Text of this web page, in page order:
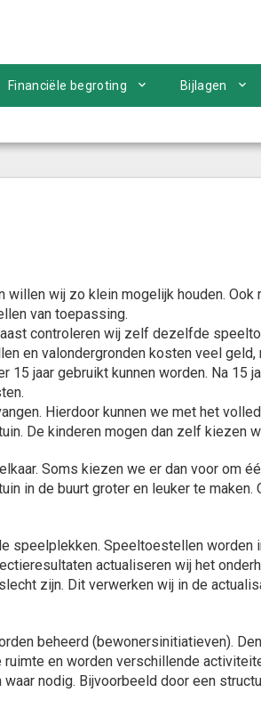
Financiële begroting Bijlagen
wij zo klein mogelijk houden.
van toepassing.
controleren wij zelf dezelfde
en valondergronden kosten veel
jaar gebruikt kunnen worden. Na 15
Hierdoor kunnen we met het
De kinderen mogen dan zelf
Soms kiezen we er dan voor om
in de buurt groter en leuker te
Speeltoestellen worden
actualiseren wij het
zijn. Dit verwerken wij in de
beheerd (bewonersinitiatieven).
en worden verschillende
nodig. Bijvoorbeeld door een